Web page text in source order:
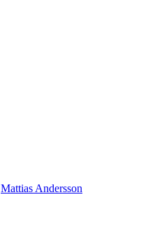
Mattias Andersson